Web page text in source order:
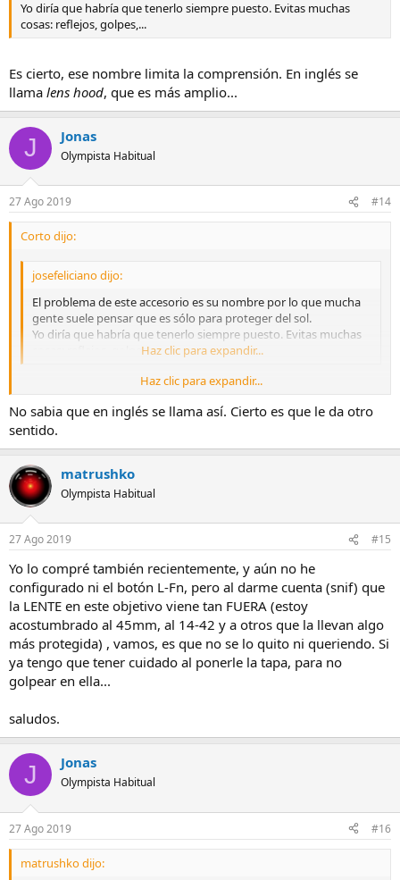
Yo diría que habría que tenerlo siempre puesto. Evitas muchas
cosas: reflejos, golpes,...
Es cierto, ese nombre limita la comprensión. En inglés se
llama lens hood, que es más amplio...
J Jonas
Olympista Habitual
27 Ago 2019 #14
Corto dijo:
josefeliciano dijo:
El problema de este accesorio es su nombre por lo que mucha
gente suele pensar que es sólo para proteger del sol.
Yo diría que habría que tenerlo siempre puesto. Evitas muchas
cosas: reflejos, golpes,...Haz clic para expandir...
Es cierto, ese nombre limita la comprensión. En inglés se llamalens
hood, que es más amplio...
Haz clic para expandir...
No sabia que en inglés se llama así. Cierto es que le da otro
sentido.
matrushko
Olympista Habitual
27 Ago 2019 #15
Yo lo compré también recientemente, y aún no he
configurado ni el botón L-Fn, pero al darme cuenta (snif) que
la LENTE en este objetivo viene tan FUERA (estoy
acostumbrado al 45mm, al 14-42 y a otros que la llevan algo
más protegida) , vamos, es que no se lo quito ni queriendo. Si
ya tengo que tener cuidado al ponerle la tapa, para no
golpear en ella...
saludos.
J Jonas
Olympista Habitual
27 Ago 2019 #16
matrushko dijo: